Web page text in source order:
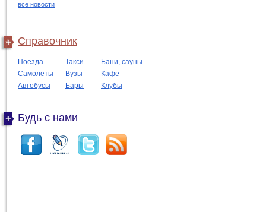
все новости
Справочник
Поезда Такси
Бани, сауны
Самолеты
Вузы
Кафе
Автобусы
Бары Клубы
Будь с нами